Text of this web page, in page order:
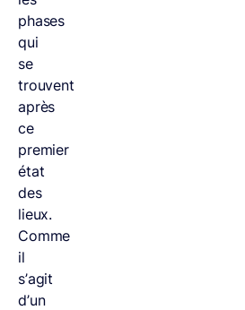
phases
qui
se
trouvent
après
ce
premier
état
des
lieux.
Comme
il
s’agit
d’un